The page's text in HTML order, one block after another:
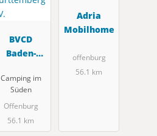
BVCD
Baden-
rg e.V.
Camping im
Süden
Offenburg
56.1 km
Adria
Mobilhome
offenburg
56.1 km